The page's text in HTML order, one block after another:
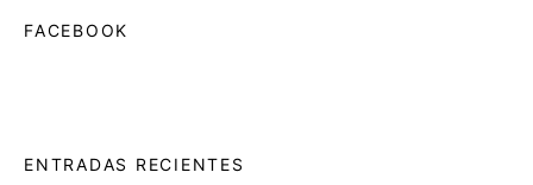
FACEBOOK
ENTRADAS RECIENTES